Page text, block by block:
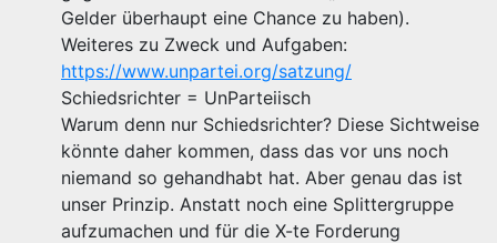
Gelder überhaupt eine Chance zu haben).
Weiteres zu Zweck und Aufgaben:
https://www.unpartei.org/satzung/
Schiedsrichter = UnParteiisch
Warum denn nur Schiedsrichter? Diese Sichtweise
könnte daher kommen, dass das vor uns noch
niemand so gehandhabt hat. Aber genau das ist
unser Prinzip. Anstatt noch eine Splittergruppe
aufzumachen und für die X-te Forderung